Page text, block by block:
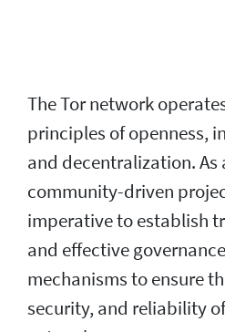
The Tor network
principles of openness,
and decentralization. As
community-driven
imperative to establish
and effective governance
mechanisms to ensure
security, and reliability